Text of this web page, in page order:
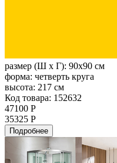
размер (Ш х Г): 90x90 см
форма: четверть круга
высота: 217 см
Код товара: 152632
47100 Р
35325 Р
Подробнее